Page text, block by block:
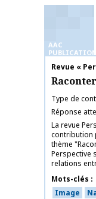
AAC
Nom de la
Revue «
Raconter
Type de
Réponse
La revue
contribution
thème
Perspective
relations
Mots-clés
Image